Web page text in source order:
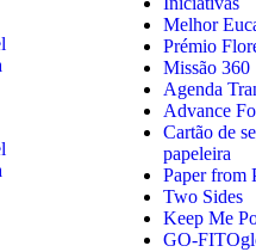
Melhor
Prémio
Missão 360
Agenda
Advance
Cartão de
papeleira
Paper from
Two Sides
Keep Me
GO-